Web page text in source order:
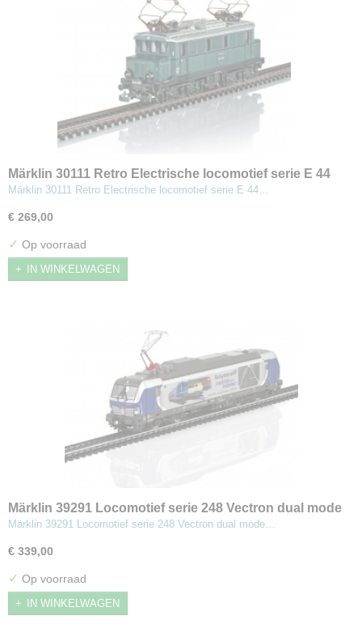
Märklin 30111 Retro Electrische locomotief serie E 44
Märklin 30111 Retro Electrische locomotief serie E 44…
€ 269,00
✓ Op voorraad
IN WINKELWAGEN
Märklin 39291 Locomotief serie 248 Vectron dual mode
Märklin 39291 Locomotief serie 248 Vectron dual mode…
€ 339,00
✓ Op voorraad
IN WINKELWAGEN